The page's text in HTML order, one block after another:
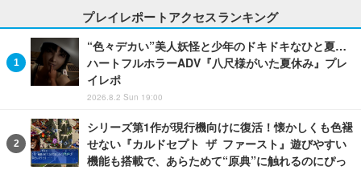
プレイレポートアクセスランキング
“色々デカい”美人妖怪と少年のドキドキなひと夏…
ハートフルホラーADV『八尺様がいた夏休み』プレ
イレポ
2026.8.2 Sun 19:00
シリーズ第1作が現行機向けに復活！懐かしくも色褪
せない『カルドセプト ザ ファースト』遊びやすい
機能も搭載で、あらためて“原典”に触れるのにぴっ